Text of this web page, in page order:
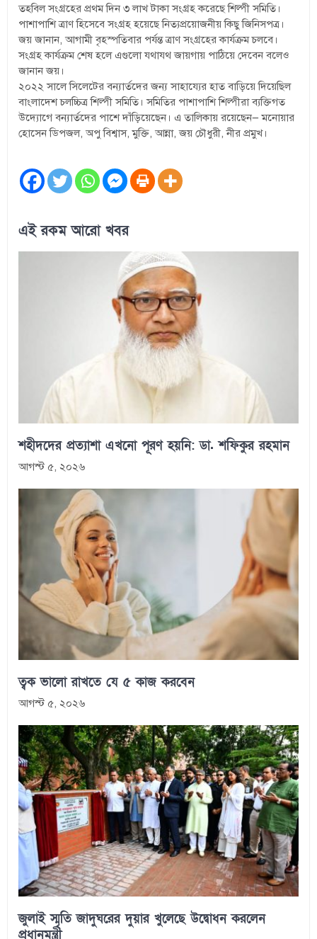
তহবিল সংগ্রহের প্রথম দিন ৩ লাখ টাকা সংগ্রহ করেছে শিল্পী সমিতি।
পাশাপাশি ত্রাণ হিসেবে সংগ্রহ হয়েছে নিত্যপ্রয়োজনীয় কিছু জিনিসপত্র।
জয় জানান, আগামী বৃহস্পতিবার পর্যন্ত ত্রাণ সংগ্রহের কার্যক্রম চলবে।
সংগ্রহ কার্যক্রম শেষ হলে এগুলো যথাযথ জায়গায় পাঠিয়ে দেবেন বলেও
জানান জয়।
২০২২ সালে সিলেটের বন্যার্তদের জন্য সাহায্যের হাত বাড়িয়ে দিয়েছিল
বাংলাদেশ চলচ্চিত্র শিল্পী সমিতি। সমিতির পাশাপাশি শিল্পীরা ব্যক্তিগত
উদ্যোগে বন্যার্তদের পাশে দাঁড়িয়েছেন। এ তালিকায় রয়েছেন— মনোয়ার
হোসেন ডিপজল, অপু বিশ্বাস, মুক্তি, আন্না, জয় চৌধুরী, নীর প্রমুখ।
এই রকম আরো খবর
শহীদদের প্রত্যাশা এখনো পূরণ হয়নি: ডা. শফিকুর রহমান
আগস্ট ৫, ২০২৬
ত্বক ভালো রাখতে যে ৫ কাজ করবেন
আগস্ট ৫, ২০২৬
জুলাই স্মৃতি জাদুঘরের দুয়ার খুলেছে উদ্বোধন করলেন
প্রধানমন্ত্রী